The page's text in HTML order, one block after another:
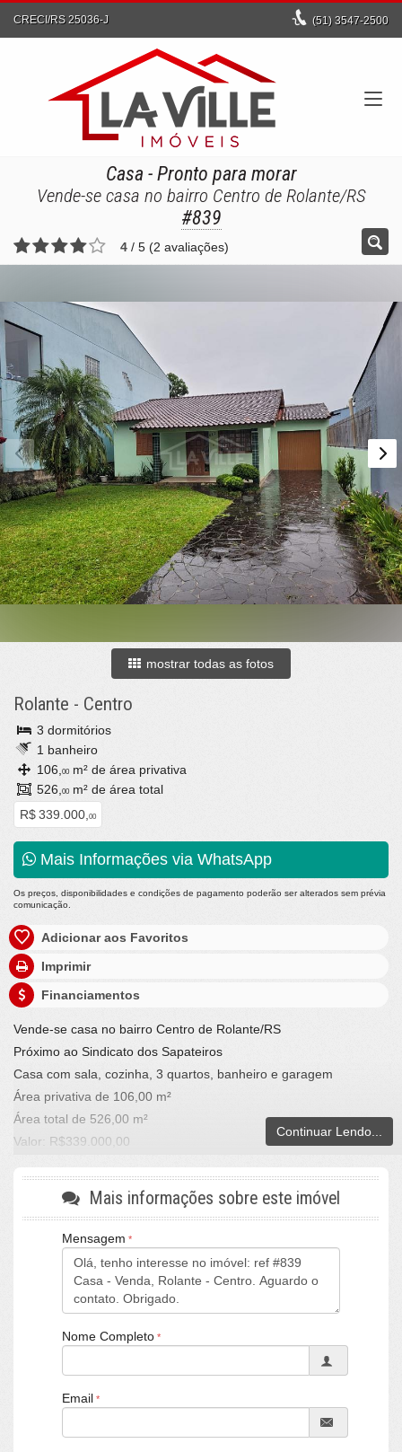
CRECI/RS 25036-J (51) 3547-2500
Casa - Pronto para morar
Vende-se casa no bairro Centro de Rolante/RS
#839
4 / 5 (2 avaliações)
mostrar todas as fotos
Rolante - Centro
3 dormitórios
1 banheiro
106, 00 m² de área privativa
526, 00 m² de área total
R$ 339.000, 00
Mais Informações via WhatsApp
Os preços, disponibilidades e condições de pagamento poderão ser alterados sem prévia
comunicação.
Adicionar aos Favoritos
Imprimir
Financiamentos
Vende-se casa no bairro Centro de Rolante/RS
Próximo ao Sindicato dos Sapateiros
Casa com sala, cozinha, 3 quartos, banheiro e garagem
Área privativa de 106,00 m²
Área total de 526,00 m²
Valor: R$339.000,00
Fone/whats: (051) 99960-1820 ou (51) 98045-6607
LA VILLE IMÓVEIS
CRECI/RS 25036-J
Continuar Lendo...
Mais informações sobre este imóvel
Mensagem
Nome Completo
Email